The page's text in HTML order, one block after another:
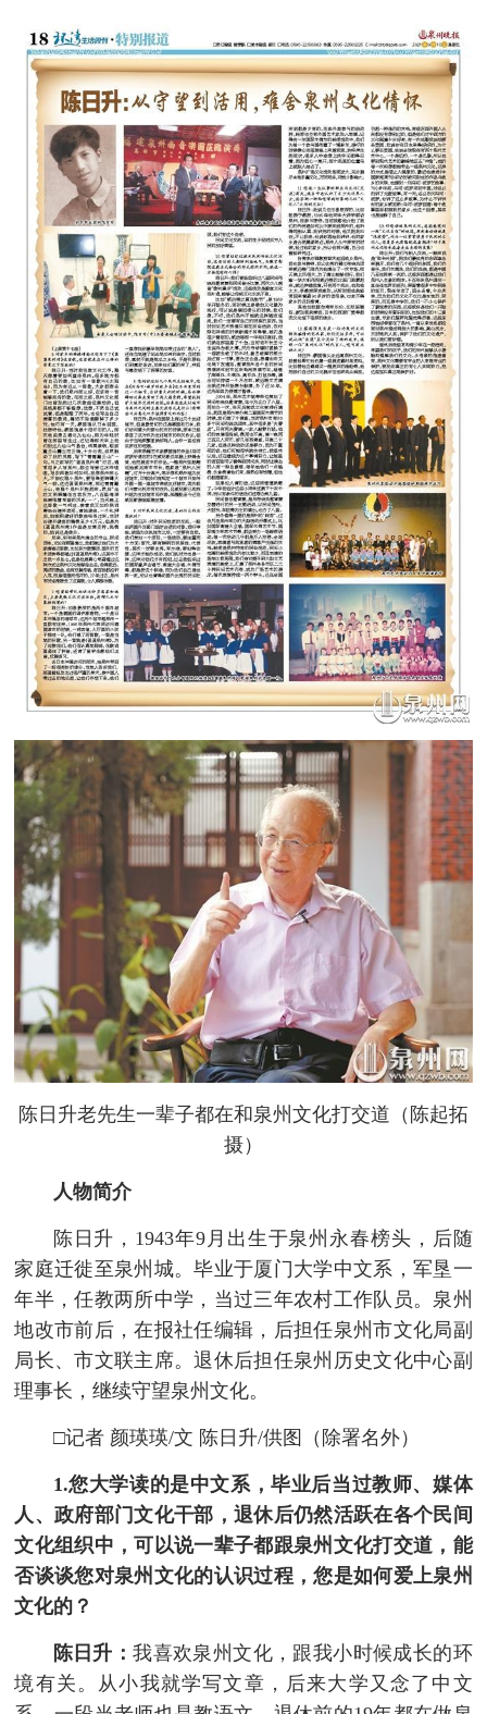
陈日升老先生一辈子都在和泉州文化打交道（陈起拓
摄）
人物简介
陈日升，1943年9月出生于泉州永春榜头，后随
家庭迁徙至泉州城。毕业于厦门大学中文系，军垦一
年半，任教两所中学，当过三年农村工作队员。泉州
地改市前后，在报社任编辑，后担任泉州市文化局副
局长、市文联主席。退休后担任泉州历史文化中心副
理事长，继续守望泉州文化。
□记者 颜瑛瑛/文 陈日升/供图（除署名外）
1.您大学读的是中文系，毕业后当过教师、媒体
人、政府部门文化干部，退休后仍然活跃在各个民间
文化组织中，可以说一辈子都跟泉州文化打交道，能
否谈谈您对泉州文化的认识过程，您是如何爱上泉州
文化的？
陈日升：我喜欢泉州文化，跟我小时候成长的环
境有关。从小我就学写文章，后来大学又念了中文